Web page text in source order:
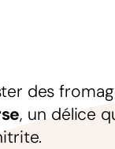
des
, un délice